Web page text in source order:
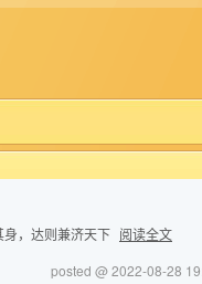
，达则兼济天下 阅读全文
posted @ 2022-08-28